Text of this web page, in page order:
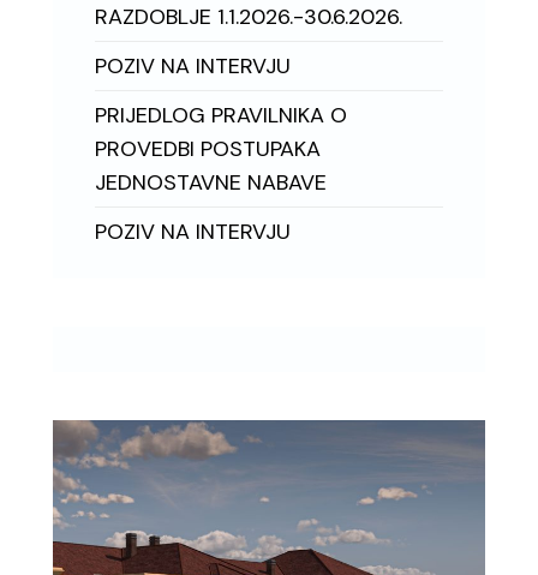
RAZDOBLJE 1.1.2026.-30.6.2026.
POZIV NA INTERVJU
PRIJEDLOG PRAVILNIKA O
PROVEDBI POSTUPAKA
JEDNOSTAVNE NABAVE
POZIV NA INTERVJU